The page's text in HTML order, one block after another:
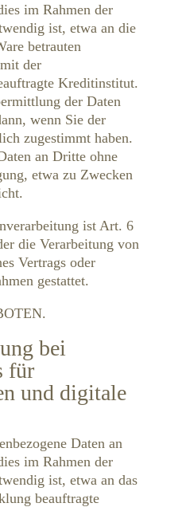
im Rahmen der
ist, etwa an die
betrauten
der
Kreditinstitut.
der Daten
wenn Sie der
zugestimmt haben.
an Dritte ohne
etwa zu Zwecken
ist Art. 6
die Verarbeitung von
Vertrags oder
gestattet.
bei
für
und digitale
Daten an
im Rahmen der
ist, etwa an das
beauftragte